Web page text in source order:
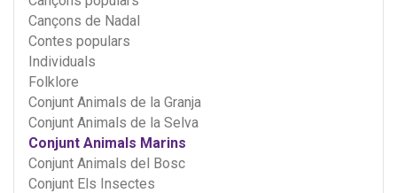
Cançons de Nadal
Contes populars
Individuals
Folklore
Conjunt Animals de la Granja
Conjunt Animals de la Selva
Conjunt Animals Marins
Conjunt Animals del Bosc
Conjunt Els Insectes